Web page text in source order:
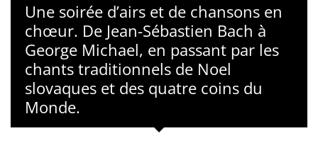
Une soirée d’airs et de chansons en
chœur. De Jean-Sébastien Bach à
George Michael, en passant par les
chants traditionnels de Noel
slovaques et des quatre coins du
Monde.